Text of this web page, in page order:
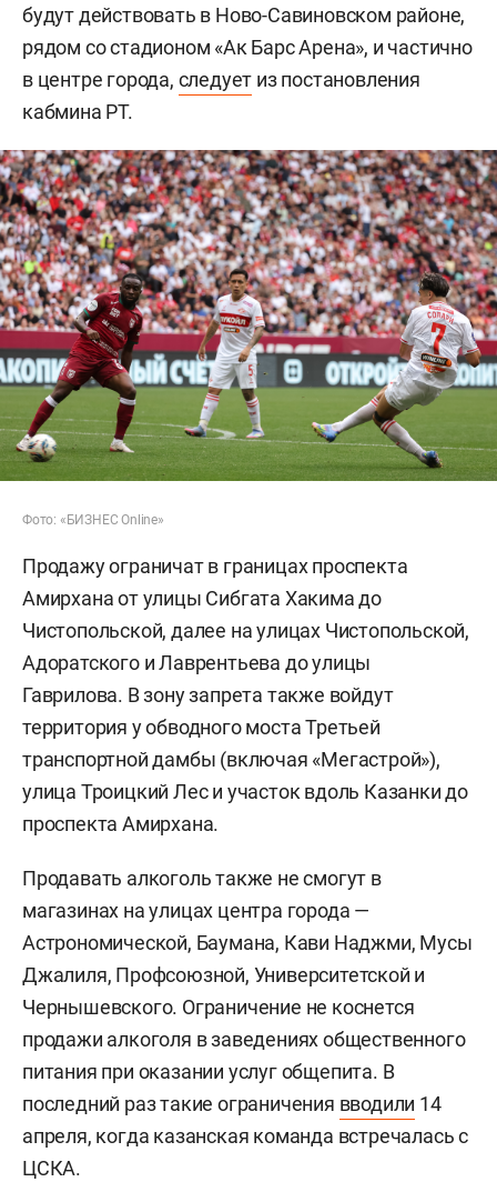
будут действовать в Ново-Савиновском районе,
рядом со стадионом «Ак Барс Арена», и частично
в центре города, следует из постановления
кабмина РТ.
Фото: «БИЗНЕС Online»
Продажу ограничат в границах проспекта
Амирхана от улицы Сибгата Хакима до
Чистопольской, далее на улицах Чистопольской,
Адоратского и Лаврентьева до улицы
Гаврилова. В зону запрета также войдут
территория у обводного моста Третьей
транспортной дамбы (включая «Мегастрой»),
улица Троицкий Лес и участок вдоль Казанки до
проспекта Амирхана.
Продавать алкоголь также не смогут в
магазинах на улицах центра города —
Астрономической, Баумана, Кави Наджми, Мусы
Джалиля, Профсоюзной, Университетской и
Чернышевского. Ограничение не коснется
продажи алкоголя в заведениях общественного
питания при оказании услуг общепита. В
последний раз такие ограничения вводили 14
апреля, когда казанская команда встречалась с
ЦСКА.